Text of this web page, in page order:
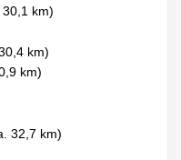
km)
km)
km)
32,7 km)